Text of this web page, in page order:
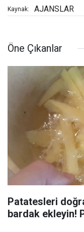
Kaynak: AJANSLAR
Öne Çıkanlar
Patatesleri
bardak ekleyin!